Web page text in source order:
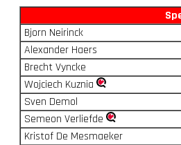
Bjorn Neirinck
Alexander Haers
Brecht Vyncke
Wojciech Kuznia
Sven Demol
Semeon Verliefde
Kristof De Mesmaeker